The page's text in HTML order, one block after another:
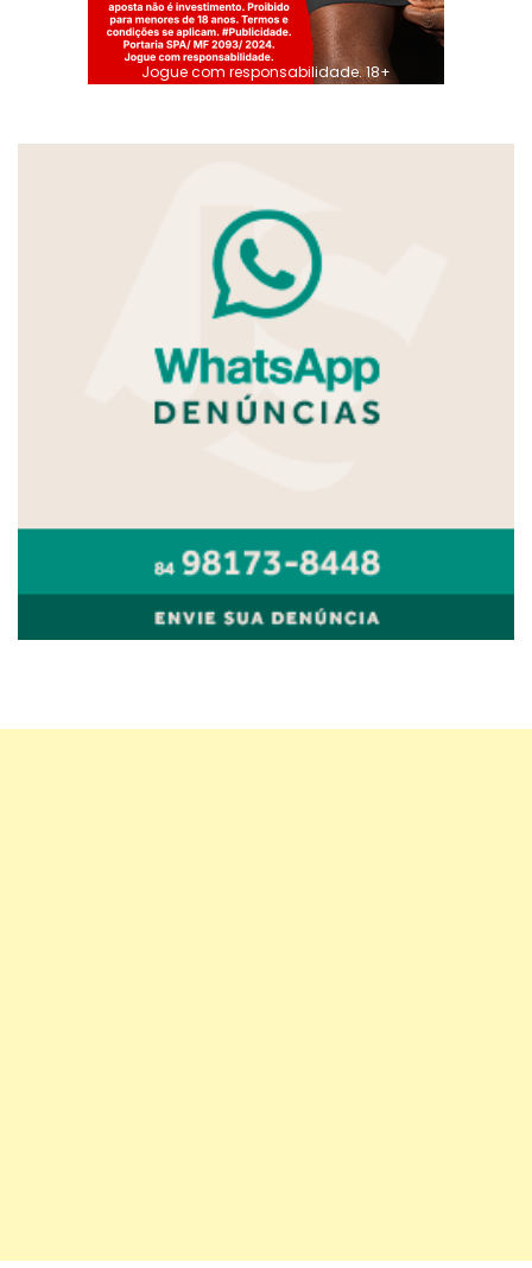
Jogue com responsabilidade. 18+